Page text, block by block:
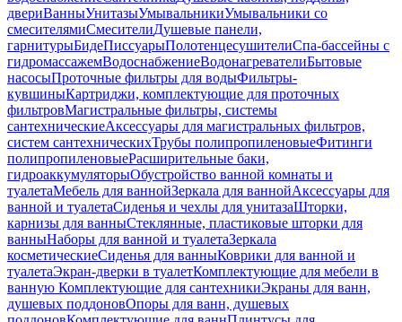
двериВанныУнитазыУмывальникиУмывальники со
смесителямиСмесителиДушевые панели,
гарнитурыБидеПиссуарыПолотенцесушителиСпа-бассейны с
гидромассажемВодоснабжениеВодонагревателиБытовые
насосыПроточные фильтры для водыФильтры-
кувшиныКартриджи, комплектующие для проточных
фильтровМагистральные фильтры, системы
сантехническиеАксессуары для магистральных фильтров,
систем сантехническихТрубы полипропиленовыеФитинги
полипропиленовыеРасширительные баки,
гидроаккумуляторыОбустройство ванной комнаты и
туалетаМебель для ваннойЗеркала для ваннойАксессуары для
ванной и туалетаСиденья и чехлы для унитазаШторки,
карнизы для ванныСтеклянные, пластиковые шторки для
ванныНаборы для ванной и туалетаЗеркала
косметическиеСиденья для ванныКоврики для ванной и
туалетаЭкран-дверки в туалетКомплектующие для мебели в
ванную Комплектующие для сантехникиЭкраны для ванн,
душевых поддоновОпоры для ванн, душевых